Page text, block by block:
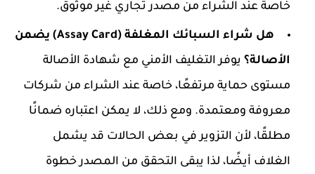
خاصة عند الشراء من مصدر تجاري غير موثوق.
هل شراء السبائك المغلفة (Assay Card) يضمن
الأصالة؟ يوفر التغليف الأمني مع شهادة الأصالة
مستوى حماية مرتفعًا، خاصة عند الشراء من شركات
معروفة ومعتمدة. ومع ذلك، لا يمكن اعتباره ضمانًا
مطلقًا، لأن التزوير في بعض الحالات قد يشمل
الغلاف أيضًا، لذا يبقى التحقق من المصدر خطوة